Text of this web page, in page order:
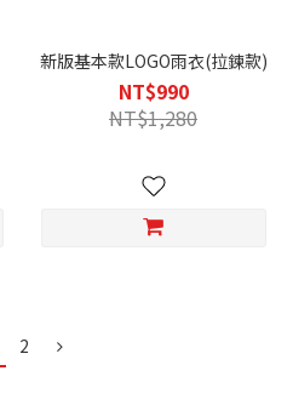
新版基本款LOGO雨衣(拉鍊款)
NT$990
NT$1,280
2